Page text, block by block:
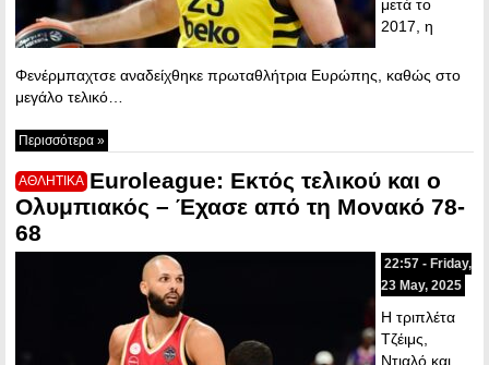
μετά το
2017, η
Φενέρμπαχτσε αναδείχθηκε πρωταθλήτρια Ευρώπης, καθώς στο
μεγάλο τελικό…
Περισσότερα »
ΑΘΛΗΤΙΚΑ Euroleague: Εκτός τελικού και ο
Ολυμπιακός – Έχασε από τη Μονακό 78-
68
22:57 - Friday,
23 May, 2025
Η τριπλέτα
Τζέιμς,
Ντιαλό και